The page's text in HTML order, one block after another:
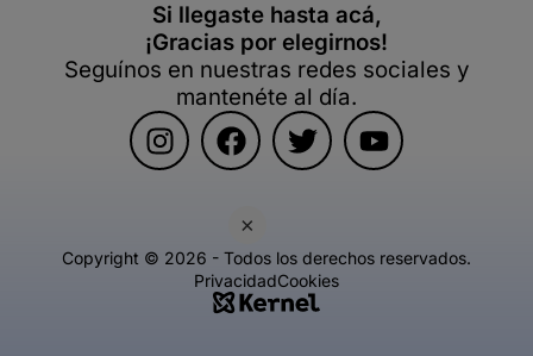
×
Si llegaste hasta acá,
¡Gracias por elegirnos!
Seguínos en nuestras redes sociales y
mantenéte al día.
Copyright © 2026 - Todos los derechos reservados.
PrivacidadCookies